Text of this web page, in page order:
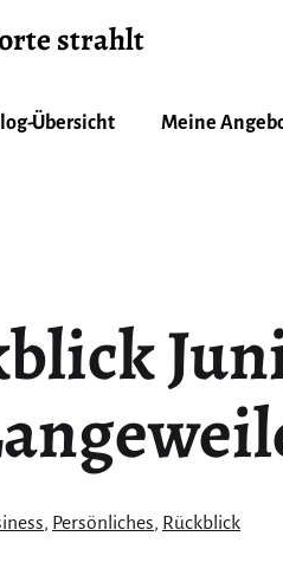
strahlt
Übersicht Meine
, Persönliches, Rückblick